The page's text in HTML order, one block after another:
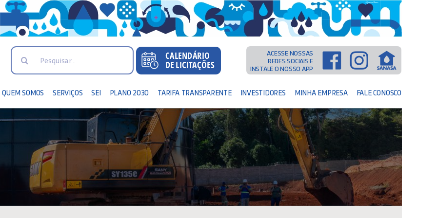
Search
ACESSE NOSSAS
REDES SOCIAIS E
INSTALE O NOSSO APP
QUEM SOMOS SERVIÇOS SEI PLANO 2030 TARIFA TRANSPARENTE INVESTIDORES MINHA EMPRESA FALE CONOSCO